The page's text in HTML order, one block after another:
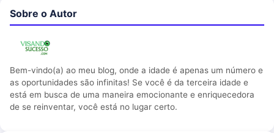
Sobre o Autor
Bem-vindo(a) ao meu blog, onde a idade é apenas um número e
as oportunidades são infinitas! Se você é da terceira idade e
está em busca de uma maneira emocionante e enriquecedora
de se reinventar, você está no lugar certo.